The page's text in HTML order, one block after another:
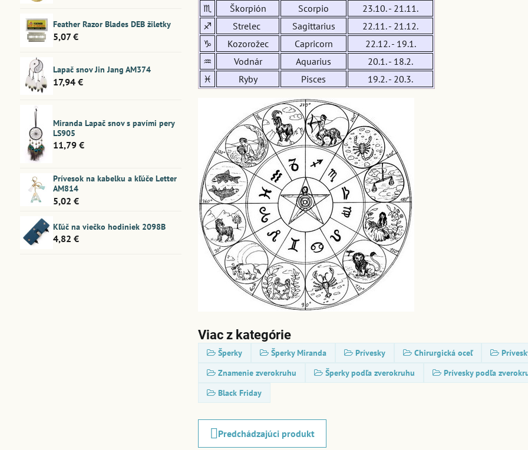
♏
Škorpión Scorpio
23.10. - 21.11.
♐
Strelec Sagittarius
22.11. - 21.12.
♑
Kozorožec Capricorn
22.12. - 19.1.
♒
Vodnár Aquarius
20.1. - 18.2.
♓
Ryby Pisces 19.2. - 20.3.
Viac z kategórie
Šperky Šperky Miranda Prívesky Chirurgická oceľ
Znamenie zverokruhu
Šperky podľa zverokruhu
Prívesky podľa
Black Friday
Predchádzajúci produkt
Feather Razor Blades DEB žiletky
5,07 €
Lapač snov Jin Jang AM374
17,94 €
Miranda Lapač snov s pavími pery
LS905
11,79 €
Prívesok na kabelku a kľúče Letter
AM814
5,02 €
Kľúč na viečko hodiniek 2098B
4,82 €